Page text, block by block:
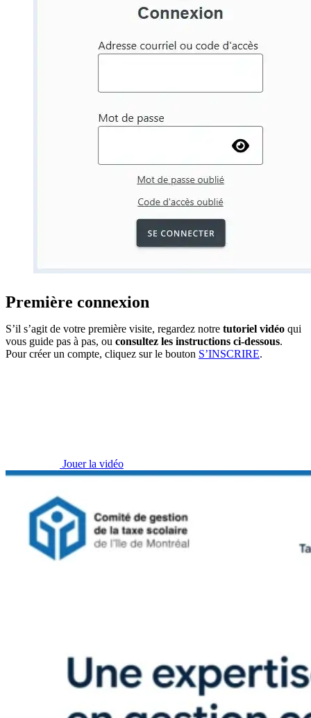
Première connexion
S’il s’agit de votre première visite, regardez notre tutoriel vidéo qui
vous guide pas à pas, ou consultez les instructions ci-dessous.
Pour créer un compte, cliquez sur le bouton S’INSCRIRE.
Jouer la vidéo